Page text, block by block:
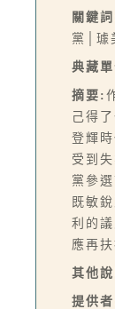
關鍵
黨│璩
典藏
摘要:
己得
登輝
受到
黨參
既敏
利的
應再
其他
提供